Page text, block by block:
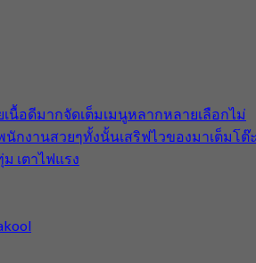
นื้อดีมากจัดเต็มเมนูหลากหลายเลือกไม่
นักงานสวยๆทั้งนั้นเสริฟไวของมาเต็มโต๊
เตาไฟแรง